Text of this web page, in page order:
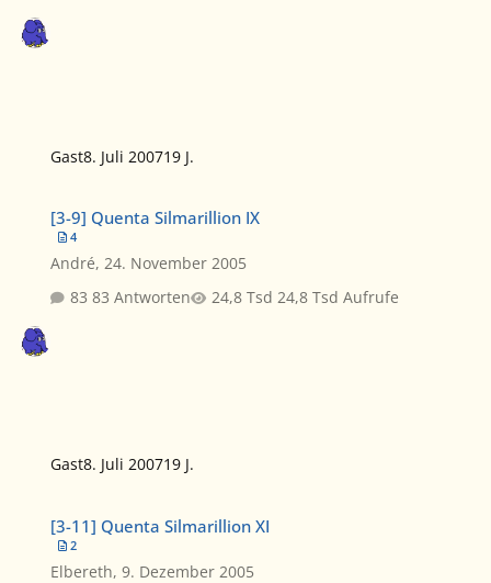
Gast8. Juli 200719 J.
[3-9] Quenta Silmarillion IX
4
André,24. November 2005
83 Antworten
24,8 Tsd Aufrufe
Gast8. Juli 200719 J.
[3-11] Quenta Silmarillion XI
2
Elbereth,9. Dezember 2005